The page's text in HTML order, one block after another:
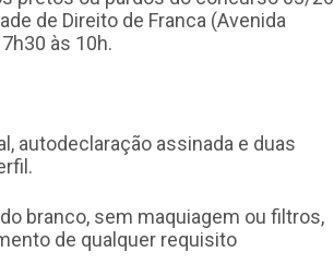
de Direito de Franca (Avenida
às 10h.
autodeclaração assinada e duas
branco, sem maquiagem ou filtros,
de qualquer requisito